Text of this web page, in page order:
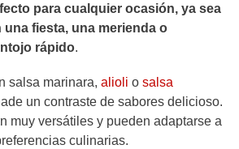
para cualquier ocasión, ya sea
fiesta, una merienda o
rápido.
salsa marinara, alioli o salsa
un contraste de sabores delicioso.
muy versátiles y pueden adaptarse a
culinarias.